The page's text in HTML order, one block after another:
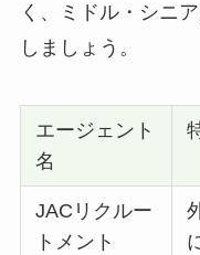
く、ミドル・シニ
しましょう。
エージェント
名
JACリクルー
トメント